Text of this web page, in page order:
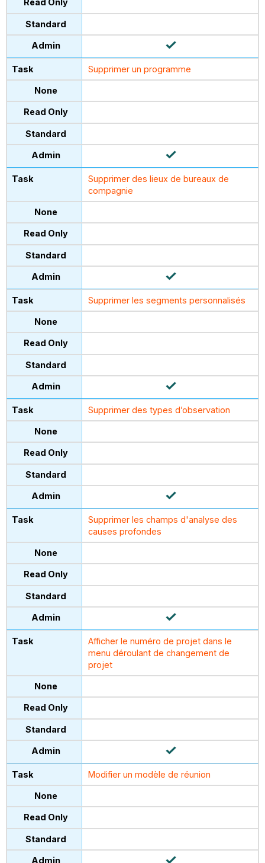
Supprimer un programme
Supprimer des lieux de bureaux de
compagnie
Supprimer les segments personnalisés
Supprimer des types d’observation
Supprimer les champs d'analyse des
causes profondes
Afficher le numéro de projet dans le
menu déroulant de changement de
projet
Modifier un modèle de réunion